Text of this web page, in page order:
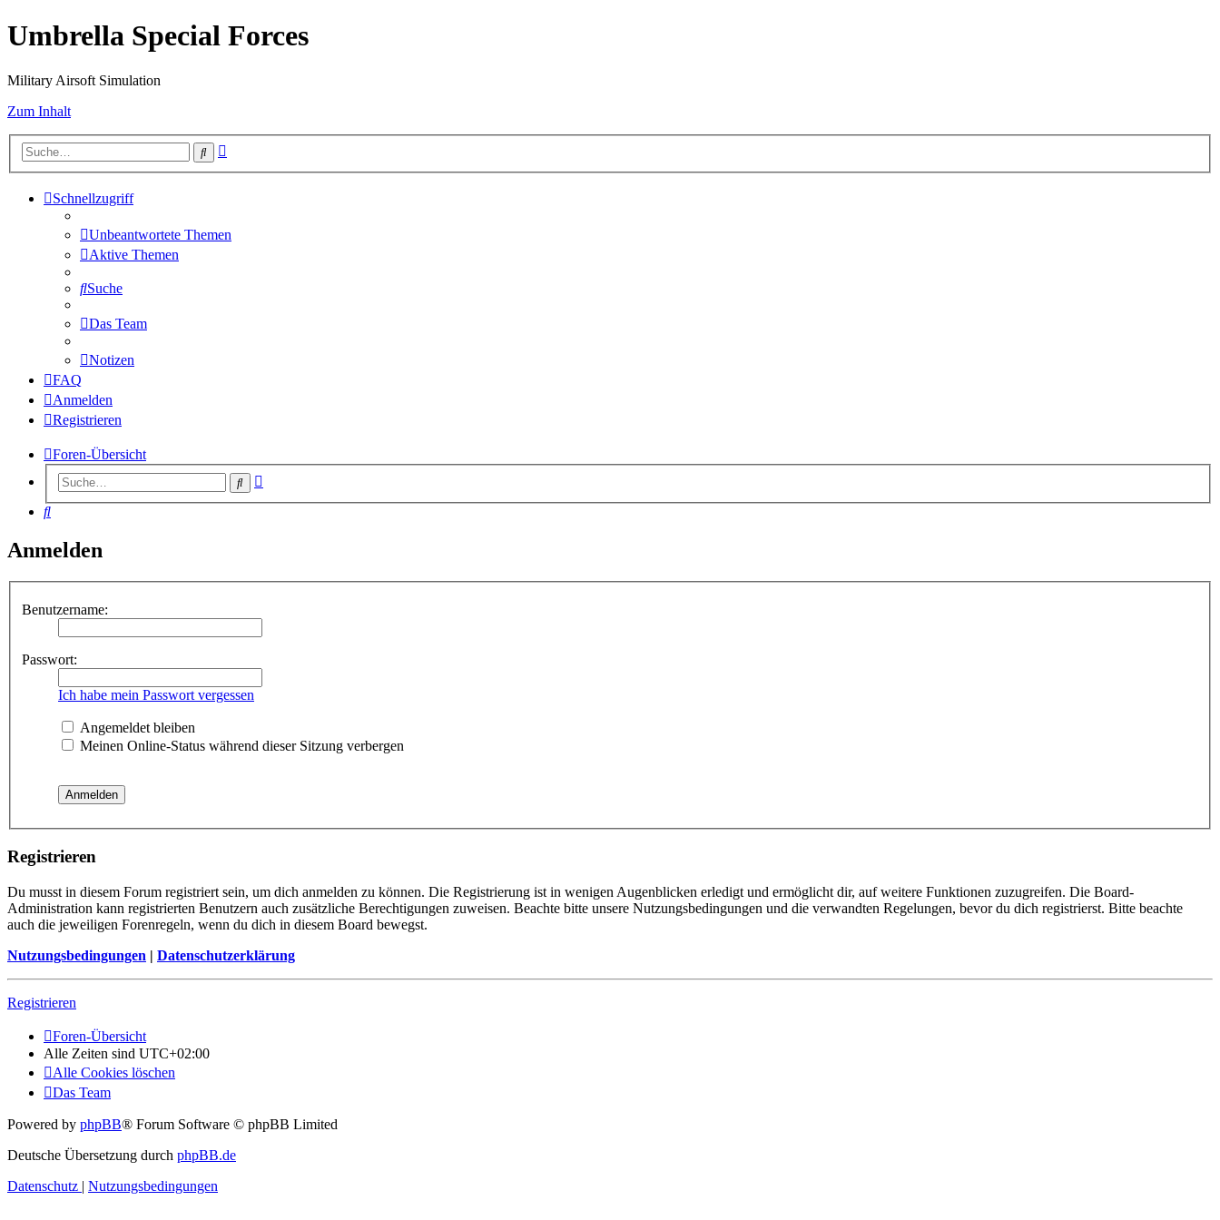
Umbrella Special Forces
Military Airsoft Simulation
Zum Inhalt
Suche
Schnellzugriff
Unbeantwortete Themen
Aktive Themen
Suche
Das Team
Notizen
FAQ
Anmelden
Registrieren
Foren-Übersicht
Suche
Suche
Anmelden
Benutzername:
Passwort:
Ich habe mein Passwort vergessen
Angemeldet bleiben
Meinen Online-Status während dieser Sitzung verbergen
Registrieren
Du musst in diesem Forum registriert sein, um dich anmelden zu können. Die Registrierung ist in wenigen Augenblicken erledigt und ermöglicht dir, auf weitere Funktionen zuzugreifen. Die Board-
Administration kann registrierten Benutzern auch zusätzliche Berechtigungen zuweisen. Beachte bitte unsere Nutzungsbedingungen und die verwandten Regelungen, bevor du dich registrierst. Bitte beachte
auch die jeweiligen Forenregeln, wenn du dich in diesem Board bewegst.
Nutzungsbedingungen | Datenschutzerklärung
Registrieren
Foren-Übersicht
Alle Zeiten sind UTC+02:00
Alle Cookies löschen
Das Team
Powered by phpBB® Forum Software © phpBB Limited
Deutsche Übersetzung durch phpBB.de
Datenschutz | Nutzungsbedingungen